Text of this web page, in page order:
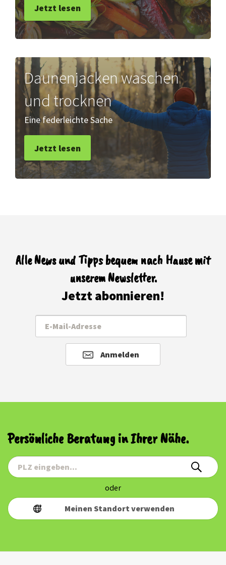
Jetzt lesen
Daunenjacken waschen
und trocknen
Eine federleichte Sache
Jetzt lesen
Alle News und Tipps bequem nach Hause mit
unserem Newsletter.
Jetzt abonnieren!
Anmelden
Persönliche Beratung in Ihrer Nähe.
oder
Meinen Standort verwenden